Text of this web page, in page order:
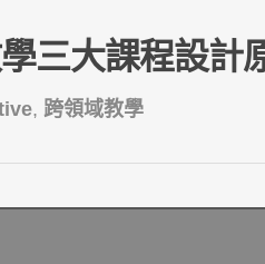
三大課程設計
, 跨領域教學